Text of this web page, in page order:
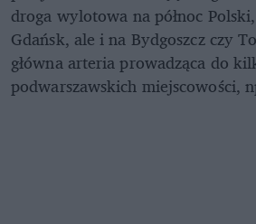
droga wylotowa na północ
Gdańsk, ale i na Bydgoszcz czy
główna arteria prowadząca do
podwarszawskich miejscowości,